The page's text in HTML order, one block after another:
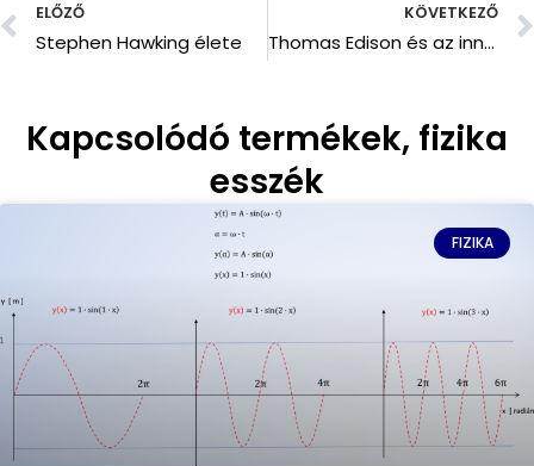
ELŐZŐ
Stephen Hawking élete
KÖVETKEZŐ
Thomas Edison és az innováció
Kapcsolódó termékek, fizika
esszék
FIZIKA